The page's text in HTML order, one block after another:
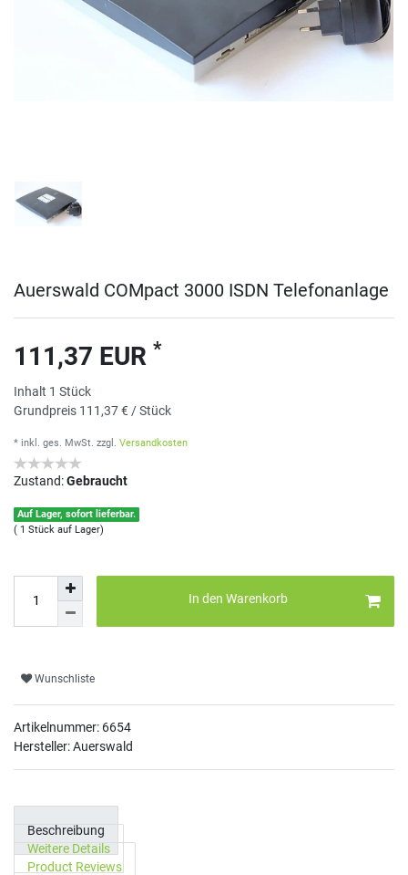
Auerswald COMpact 3000 ISDN Telefonanlage
111,37 EUR *
Inhalt 1 Stück
Grundpreis 111,37 € / Stück
* inkl. ges. MwSt. zzgl. Versandkosten
Zustand:Gebraucht
Auf Lager, sofort lieferbar.
( 1 Stück auf Lager)
In den Warenkorb
Wunschliste
Artikelnummer: 6654
Hersteller: Auerswald
Beschreibung
Weitere Details
Product Reviews